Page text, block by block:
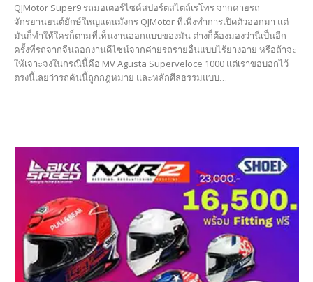
QJMotor Super9 รถมอเตอร์ไซค์สปอร์ตสไตล์เรโทร จากค่ายรถ
จักรยานยนต์ยักษ์ใหญ่แดนมังกร QJMotor ที่เพิ่งทำการเปิดตัวออกมา แต่
มันก็ทำให้ใครก็ตามที่เห็นงานออกแบบของมัน ต่างก็ต้องมองว่านี่เป็นอีก
ครั้งที่รถจากจีนลอกงานดีไซน์จากค่ายรถรายอื่นแบบไร้ยางอาย หรือถ้าจะ
ให้เจาะจงในกรณีนี้คือ MV Agusta Superveloce 1000 แต่เราขอบอกไว้
ตรงนี้เลยว่ารถคันนี้ถูกกฎหมาย และหลักศีลธรรมแบบ…